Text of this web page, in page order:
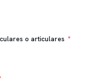
o articulares